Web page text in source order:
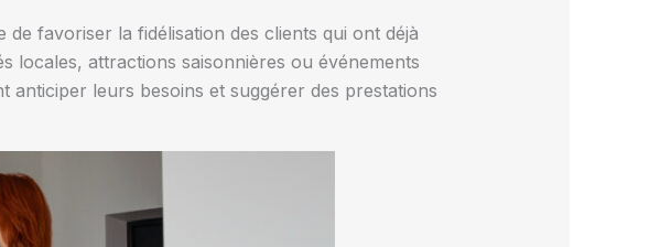
favoriser la fidélisation des clients qui ont déjà
locales, attractions saisonnières ou événements
anticiper leurs besoins et suggérer des prestations